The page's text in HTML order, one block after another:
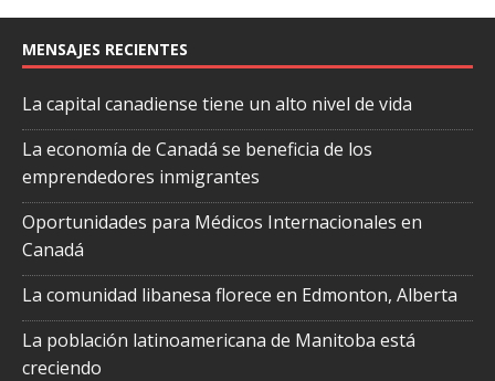
MENSAJES RECIENTES
La capital canadiense tiene un alto nivel de vida
La economía de Canadá se beneficia de los
emprendedores inmigrantes
Oportunidades para Médicos Internacionales en
Canadá
La comunidad libanesa florece en Edmonton, Alberta
La población latinoamericana de Manitoba está
creciendo